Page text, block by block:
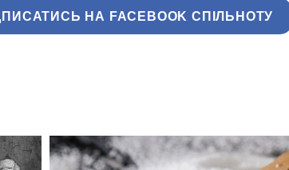
НА FACEBOOK СПІЛЬНОТУ